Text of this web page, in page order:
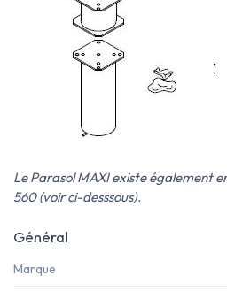
Le Parasol MAXI existe également
560 (voir ci-desssous).
Général
Marque